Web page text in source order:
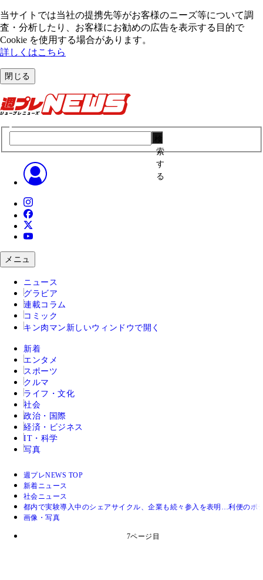
当サイトでは当社の提携先等がお客様のニーズ等について調
査・分析したり、お客様にお勧めの広告を表⽰する⽬的で
Cookie を使⽤する場合があります。
詳しくはこちら
閉じる
索
す
る
メニュ
ニュース
グラビア
連載コラム
コミック
キン肉マン 新しいウィンドウで開く
新着
エンタメ
スポーツ
クルマ
ライフ・文化
社会
政治・国際
経済・ビジネス
IT・科学
写真
週プレNEWS TOP
新着ニュース
社会ニュース
都内で実験導入中のシェアサイクル、企業も続々参入を表明…利便のポ
画像・写真
7ページ目